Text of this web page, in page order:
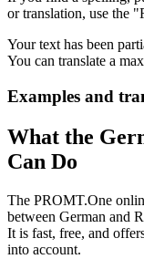
or translation, use the
Your text has been
You can translate a
Examples and
What the
Can Do
The PROMT.One
between German and
It is fast, free, and
into account.